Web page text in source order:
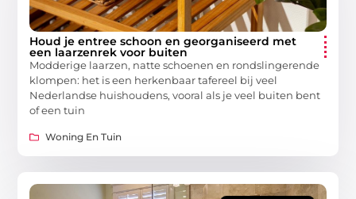
Houd je entree schoon en georganiseerd met
een laarzenrek voor buiten
Modderige laarzen, natte schoenen en rondslingerende
klompen: het is een herkenbaar tafereel bij veel
Nederlandse huishoudens, vooral als je veel buiten bent
of een tuin
Woning En Tuin